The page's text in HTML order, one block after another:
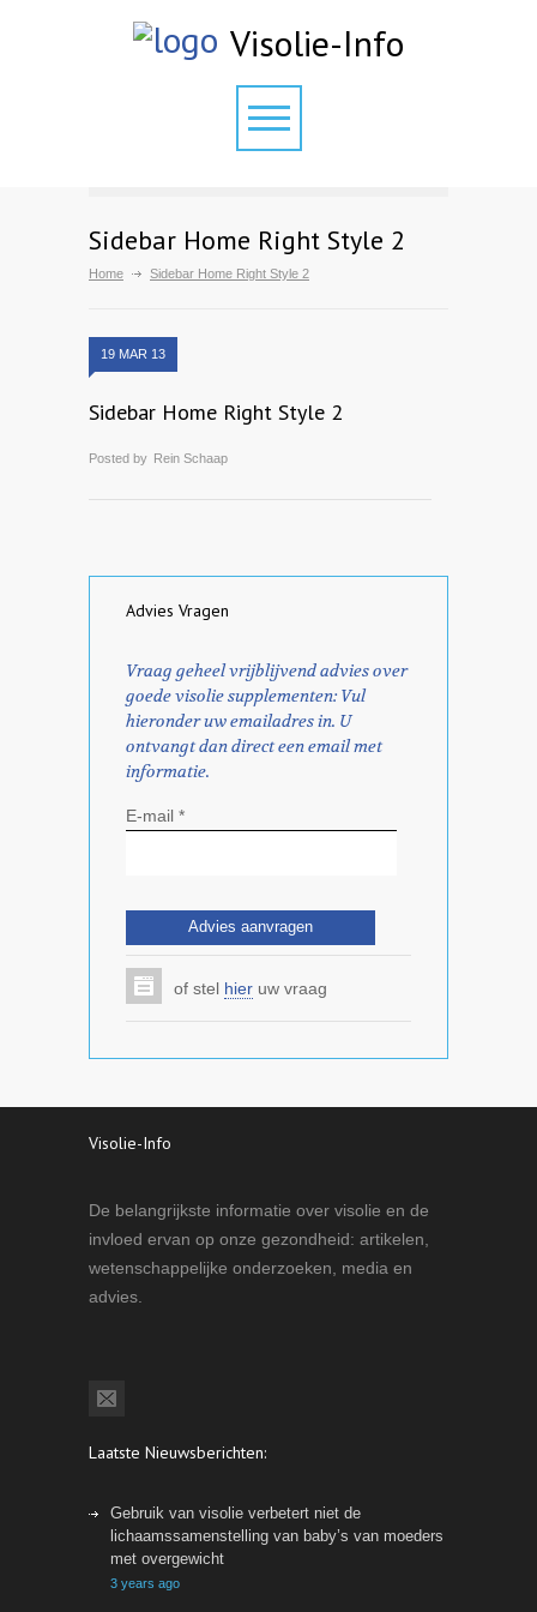
Visolie-Info
Sidebar Home Right Style 2
Home Sidebar Home Right Style 2
19 MAR 13
Sidebar Home Right Style 2
Posted by Rein Schaap
Advies Vragen
Vraag geheel vrijblijvend advies over
goede visolie supplementen: Vul
hieronder uw emailadres in. U
ontvangt dan direct een email met
informatie.
E-mail *
of stel hier uw vraag
Visolie-Info
De belangrijkste informatie over visolie en de
invloed ervan op onze gezondheid: artikelen,
wetenschappelijke onderzoeken, media en
advies.
Laatste Nieuwsberichten:
Gebruik van visolie verbetert niet de
lichaamssamenstelling van baby’s van moeders
met overgewicht
3 years ago